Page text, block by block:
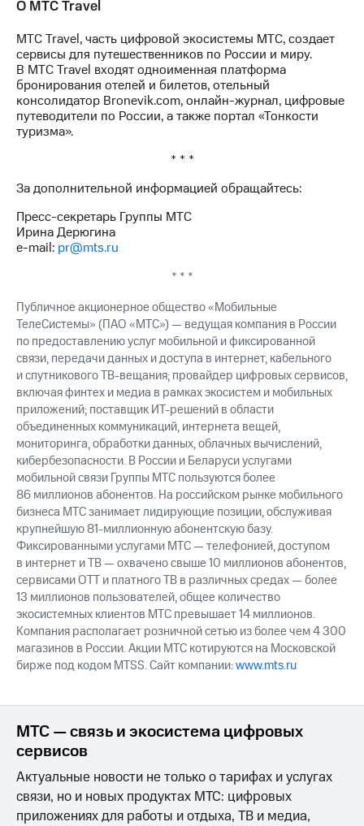
Контакты
деловая этика
На главную
О МТС Travel
МТС Travel, часть цифровой экосистемы МТС, создает
сервисы для путешественников по России и миру.
В МТС Travel входят одноименная платформа
бронирования отелей и билетов, отельный
консолидатор Bronevik.com, онлайн-журнал, цифровые
путеводители по России, а также портал «Тонкости
туризма».
* * *
За дополнительной информацией обращайтесь:
Пресс-секретарь Группы МТС
Ирина Дерюгина
e-mail: pr@mts.ru
* * *
Публичное акционерное общество «Мобильные
ТелеСистемы» (ПАО «МТС») — ведущая компания в России
по предоставлению услуг мобильной и фиксированной
связи, передачи данных и доступа в интернет, кабельного
и спутникового ТВ-вещания; провайдер цифровых сервисов,
включая финтех и медиа в рамках экосистем и мобильных
приложений; поставщик ИТ-решений в области
объединенных коммуникаций, интернета вещей,
мониторинга, обработки данных, облачных вычислений,
кибербезопасности. В России и Беларуси услугами
мобильной связи Группы МТС пользуются более
86 миллионов абонентов. На российском рынке мобильного
бизнеса МТС занимает лидирующие позиции, обслуживая
крупнейшую 81-миллионную абонентскую базу.
Фиксированными услугами МТС — телефонией, доступом
в интернет и ТВ — охвачено свыше 10 миллионов абонентов,
сервисами OTT и платного ТВ в различных средах — более
13 миллионов пользователей, общее количество
экосистемных клиентов МТС превышает 14 миллионов.
Компания располагает розничной сетью из более чем 4 300
магазинов в России. Акции МТС котируются на Московской
бирже под кодом MTSS. Сайт компании:www.mts.ru
МТС — связь и экосистема цифровых
сервисов
Актуальные новости не только о тарифах и услугах
связи, но и новых продуктах МТС: цифровых
приложениях для работы и отдыха, ТВ и медиа,